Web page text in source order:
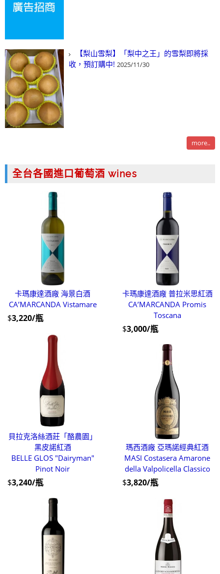
【梨山雪梨】「梨中之王」的雪梨即將採
收，預訂購中! 2025/11/30
more..
全台各國進口葡萄酒 wines
卡瑪康達酒廠 海景白酒
CA’MARCANDA Vistamare
$3,220/瓶
卡瑪康達酒廠 普拉米思紅酒
CA’MARCANDA Promis
Toscana
$3,000/瓶
貝拉克洛絲酒莊「酪農園」
黑皮諾紅酒
BELLE GLOS "Dairyman"
Pinot Noir
$3,240/瓶
瑪西酒廠 亞瑪諾經典紅酒
MASI Costasera Amarone
della Valpolicella Classico
$3,820/瓶